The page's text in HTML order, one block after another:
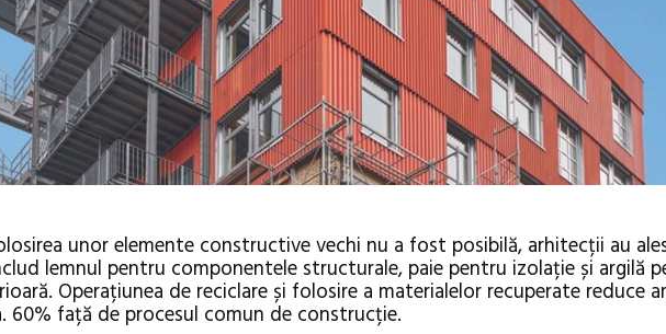
unor elemente constructive vechi nu a fost posibilă, arhitecții au
lemnul pentru componentele structurale, paie pentru izolație și argilă
Operațiunea de reciclare și folosire a materialelor recuperate reduce
60% față de procesul comun de construcție.